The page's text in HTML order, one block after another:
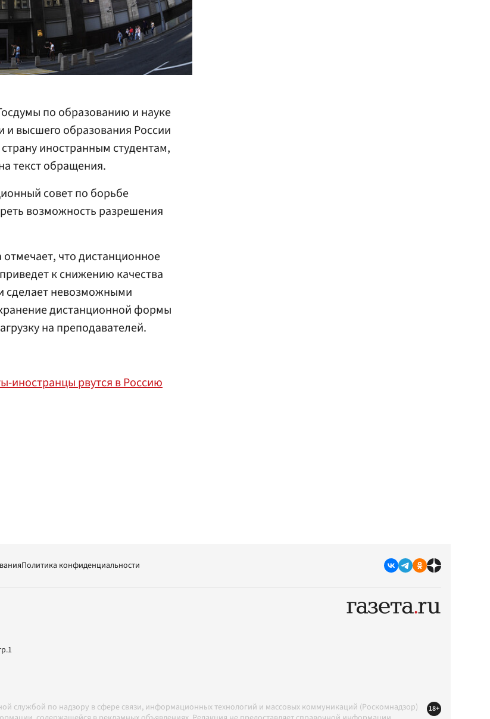
по образованию и науке
и высшего образования России
иностранным студентам,
текст обращения.
совет по борьбе
возможность разрешения
что дистанционное
к снижению качества
сделает невозможными
дистанционной формы
на преподавателей.
иностранцы рвутся в Россию
Политика конфиденциальности
службой по надзору в сфере связи, информационных технологий и массовых коммуникаций (Роскомнадзор)
18+